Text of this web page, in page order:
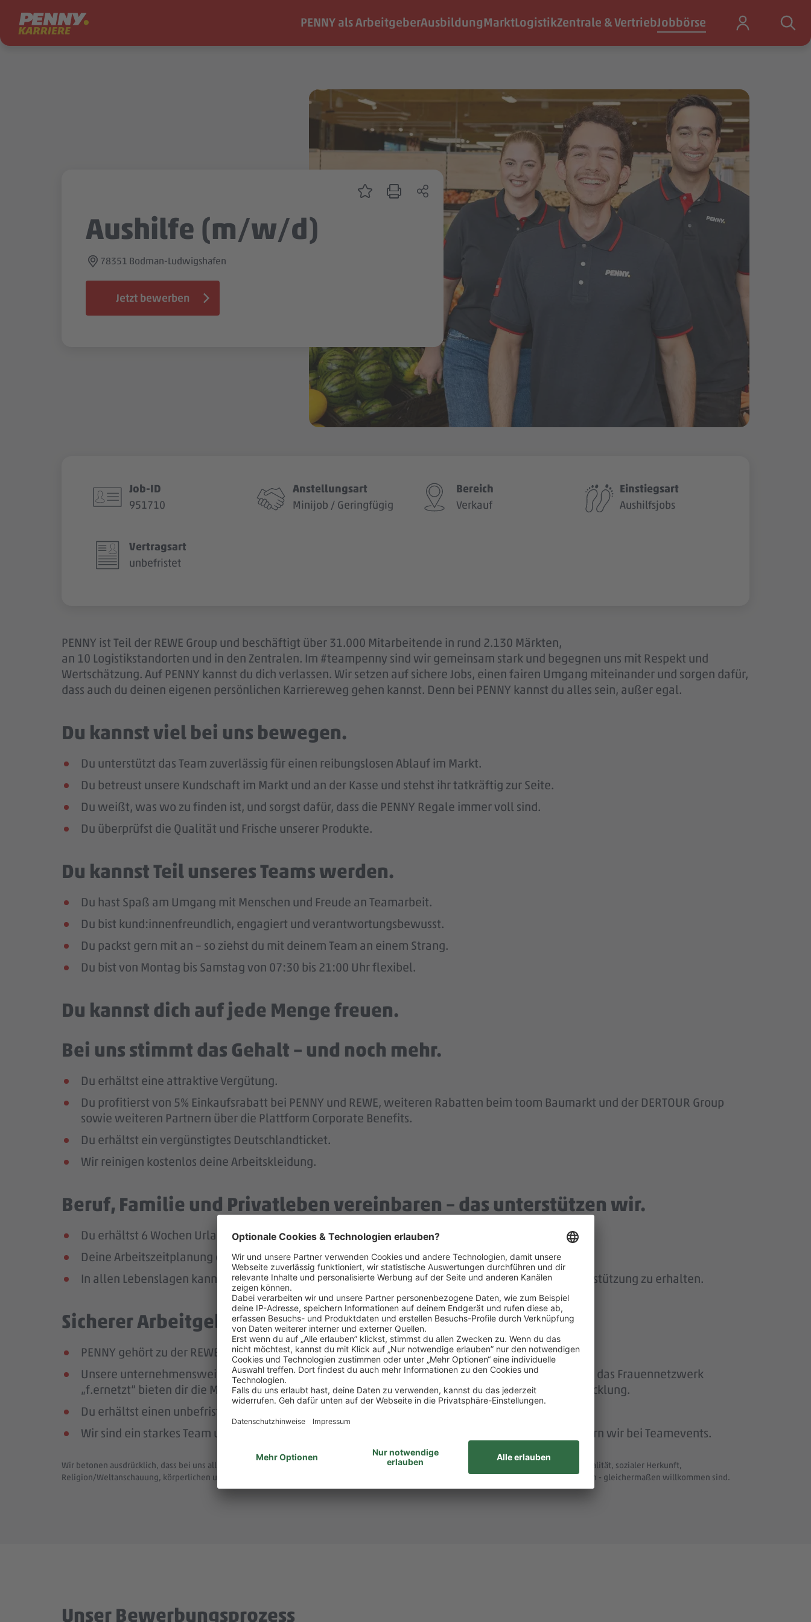
Zum Inhalt springen PENNY als ArbeitgeberAusbildungMarktLogistikZentrale & VertriebJobbörse
Aushilfe (m/w/d)
78351 Bodman-Ludwigshafen
Jetzt bewerben
Job-ID
951710
Anstellungsart
Minijob / Geringfügig
Bereich
Verkauf
Einstiegsart
Aushilfsjobs
Vertragsart
unbefristet
PENNY ist Teil der REWE Group und beschäftigt über 31.000 Mitarbeitende in rund 2.130 Märkten,
an 10 Logistikstandorten und in den Zentralen. Im #teampenny sind wir gemeinsam stark und begegnen uns mit Respekt und
Wertschätzung. Auf PENNY kannst du dich verlassen. Wir setzen auf sichere Jobs, einen fairen Umgang miteinander und sorgen dafür,
dass auch du deinen eigenen persönlichen Karriereweg gehen kannst. Denn bei PENNY kannst du alles sein, außer egal.
Du kannst viel bei uns bewegen.
Du unterstützt das Team zuverlässig für einen reibungslosen Ablauf im Markt.
Du betreust unsere Kundschaft im Markt und an der Kasse und stehst ihr tatkräftig zur Seite.
Du weißt, was wo zu finden ist, und sorgst dafür, dass die PENNY Regale immer voll sind.
Du überprüfst die Qualität und Frische unserer Produkte.
Du kannst Teil unseres Teams werden.
Du hast Spaß am Umgang mit Menschen und Freude an Teamarbeit.
Du bist kund:innenfreundlich, engagiert und verantwortungsbewusst.
Du packst gern mit an – so ziehst du mit deinem Team an einem Strang.
Du bist von Montag bis Samstag von 07:30 bis 21:00 Uhr flexibel.
Du kannst dich auf jede Menge freuen.
Bei uns stimmt das Gehalt – und noch mehr.
Du erhältst eine attraktive Vergütung.
Du profitierst von 5% Einkaufsrabatt bei PENNY und REWE, weiteren Rabatten beim toom Baumarkt und der DERTOUR Group
sowie weiteren Partnern über die Plattform Corporate Benefits.
Du erhältst ein vergünstigtes Deutschlandticket.
Wir reinigen kostenlos deine Arbeitskleidung.
Beruf, Familie und Privatleben vereinbaren – das unterstützen wir.
Du erhältst 6 Wochen Urlaub pro Jahr.
Deine Arbeitszeitplanung erfolgt in der Regel 2 Wochen im Voraus.
In allen Lebenslagen kannst du dich an geschulte Vertrauenspersonen wenden, um Tipps und Unterstützung zu erhalten.
Sicherer Arbeitgeber – nachhaltig und menschlich.
PENNY gehört zu der REWE Group, einem der größten Arbeitgeber Deutschlands.
Unsere unternehmensweiten Netzwerke wie das LGBTIQ-Netzwerk „DITO – different together“ und das Frauennetzwerk
„f.ernetzt“ bieten dir die Möglichkeit zum Austausch rund um Karriere und persönliche Weiterentwicklung.
Du erhältst einen unbefristeten Arbeitsvertrag.
Wir sind ein starkes Team und bewältigen alle Aufgaben gemeinsam. Unsere Zusammenarbeit feiern wir bei Teamevents.
Wir betonen ausdrücklich, dass bei uns alle Menschen - unabhängig von Geschlecht/geschlechtlicher Identität, ethnischer Herkunft und Nationalität, sozialer Herkunft,
Religion/Weltanschauung, körperlichen und geistigen Fähigkeiten, Alter sowie sexueller Orientierung oder weiteren individuellen Merkmalen - gleichermaßen willkommen sind.
Unser Bewerbungsprozess